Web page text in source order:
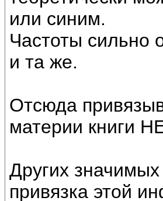
или синим.
Частоты сильно
и та же.
Отсюда
материи книги
Других
привязка этой